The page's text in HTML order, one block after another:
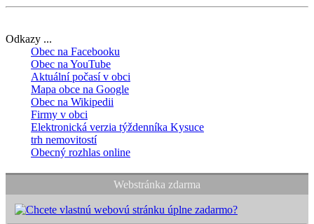
Odkazy ...
Obec na Facebooku
Obec na YouTube
Aktuální počasí v obci
Mapa obce na Google
Obec na Wikipedii
Firmy v obci
Elektronická verzia týždenníka Kysuce
trh nemovitostí
Obecný rozhlas online
Webstránka zdarma